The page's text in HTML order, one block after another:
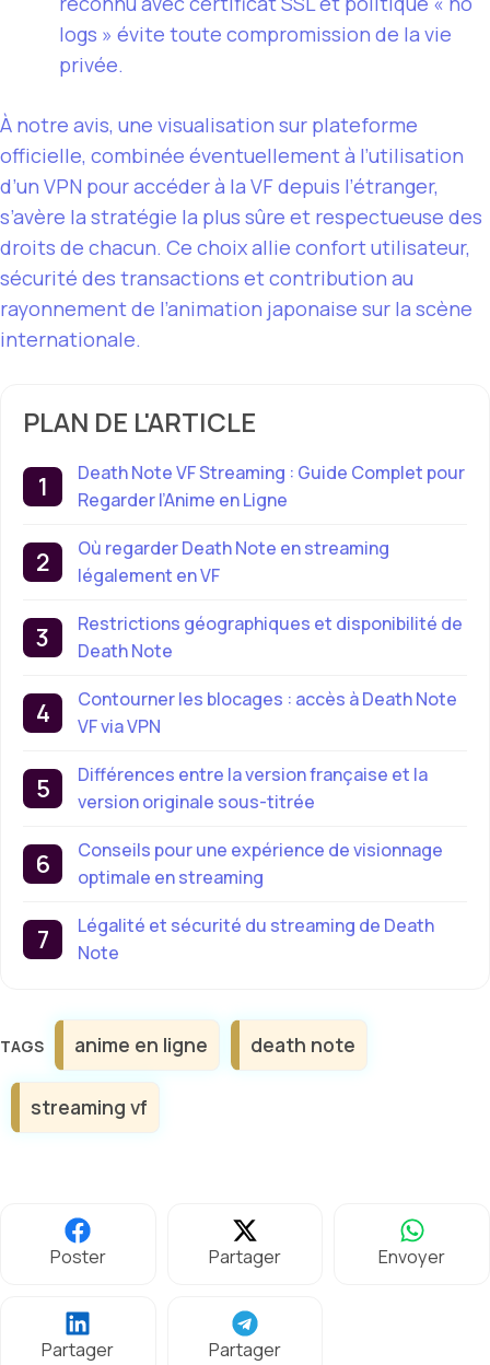
logs » évite toute compromission de la vie
privée.
À notre avis, une visualisation sur plateforme
officielle, combinée éventuellement à l’utilisation
d’un VPN pour accéder à la VF depuis l’étranger,
s’avère la stratégie la plus sûre et respectueuse des
droits de chacun. Ce choix allie confort utilisateur,
sécurité des transactions et contribution au
rayonnement de l’animation japonaise sur la scène
internationale.
PLAN DE L'ARTICLE
Death Note VF Streaming : Guide Complet pour
Regarder l’Anime en Ligne
Où regarder Death Note en streaming
légalement en VF
Restrictions géographiques et disponibilité de
Death Note
Contourner les blocages : accès à Death Note
VF via VPN
Différences entre la version française et la
version originale sous-titrée
Conseils pour une expérience de visionnage
optimale en streaming
Légalité et sécurité du streaming de Death
Note
Étiquettes
anime en ligne death note
streaming vf
Poster Partager Envoyer
Partager Partager